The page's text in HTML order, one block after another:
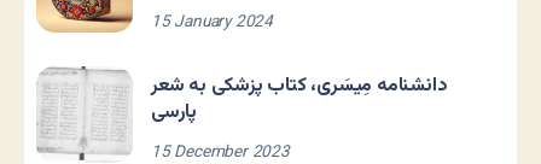
15 January 2024
دانشنامه مِیسَری، کتاب پزشکی به شعر
پارسی
15 December 2023